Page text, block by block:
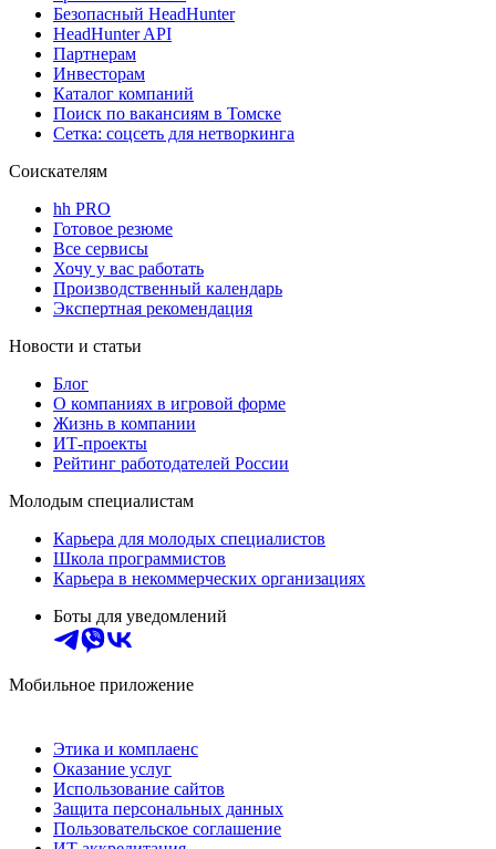
Безопасный HeadHunter
HeadHunter API
Партнерам
Инвесторам
Каталог компаний
Поиск по вакансиям в Томске
Сетка: соцсеть для нетворкинга
Соискателям
hh PRO
Готовое резюме
Все сервисы
Хочу у вас работать
Производственный календарь
Экспертная рекомендация
Новости и статьи
Блог
О компаниях в игровой форме
Жизнь в компании
ИТ-проекты
Рейтинг работодателей России
Молодым специалистам
Карьера для молодых специалистов
Школа программистов
Карьера в некоммерческих организациях
Боты для уведомлений
Мобильное приложение
Этика и комплаенс
Оказание услуг
Использование сайтов
Защита персональных данных
Пользовательское соглашение